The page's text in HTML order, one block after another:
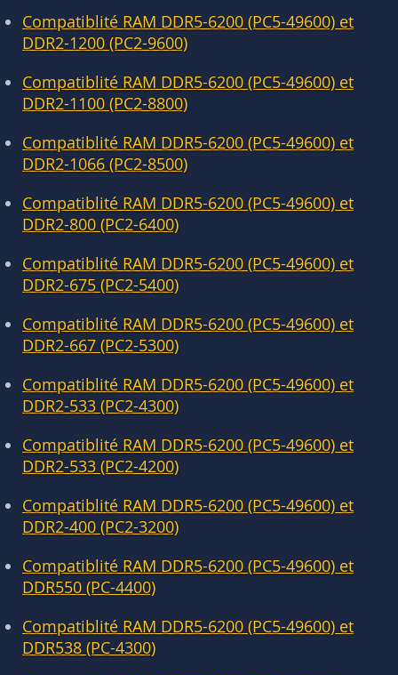
Compatiblité RAM DDR5-6200 (PC5-49600) et
DDR2-1200 (PC2-9600)
Compatiblité RAM DDR5-6200 (PC5-49600) et
DDR2-1100 (PC2-8800)
Compatiblité RAM DDR5-6200 (PC5-49600) et
DDR2-1066 (PC2-8500)
Compatiblité RAM DDR5-6200 (PC5-49600) et
DDR2-800 (PC2-6400)
Compatiblité RAM DDR5-6200 (PC5-49600) et
DDR2-675 (PC2-5400)
Compatiblité RAM DDR5-6200 (PC5-49600) et
DDR2-667 (PC2-5300)
Compatiblité RAM DDR5-6200 (PC5-49600) et
DDR2-533 (PC2-4300)
Compatiblité RAM DDR5-6200 (PC5-49600) et
DDR2-533 (PC2-4200)
Compatiblité RAM DDR5-6200 (PC5-49600) et
DDR2-400 (PC2-3200)
Compatiblité RAM DDR5-6200 (PC5-49600) et
DDR550 (PC-4400)
Compatiblité RAM DDR5-6200 (PC5-49600) et
DDR538 (PC-4300)